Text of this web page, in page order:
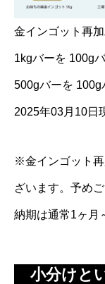
金インゴット再加
1kgバーを 100g
500gバーを
2025年03月10日
※金インゴット
ざいます。予めご
納期は通常1ヶ
小分けと